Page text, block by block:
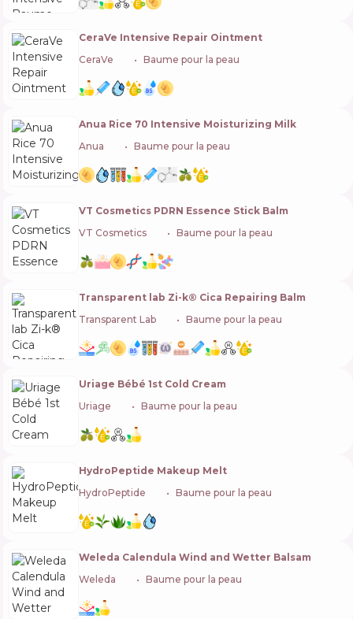
CeraVe Intensive Repair Ointment
CeraVe
Baume pour la peau
Anua Rice 70 Intensive Moisturizing Milk
Anua
Baume pour la peau
VT Cosmetics PDRN Essence Stick Balm
VT Cosmetics
Baume pour la peau
Transparent lab Zi-k® Cica Repairing Balm
Transparent Lab
Baume pour la peau
Uriage Bébé 1st Cold Cream
Uriage
Baume pour la peau
HydroPeptide Makeup Melt
HydroPeptide
Baume pour la peau
Weleda Calendula Wind and Wetter Balsam
Weleda
Baume pour la peau